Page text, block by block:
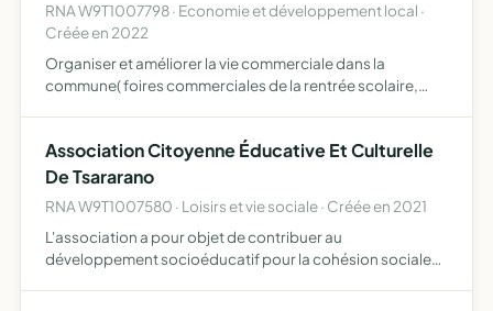
RNA W9T1007798 · Economie et développement local ·
Créée en 2022
Organiser et améliorer la vie commerciale dans la
commune( foires commerciales de la rentrée scolaire,
Association Citoyenne Éducative Et Culturelle
De Tsararano
RNA W9T1007580 · Loisirs et vie sociale · Créée en 2021
L'association a pour objet de contribuer au
développement socioéducatif pour la cohésion sociale